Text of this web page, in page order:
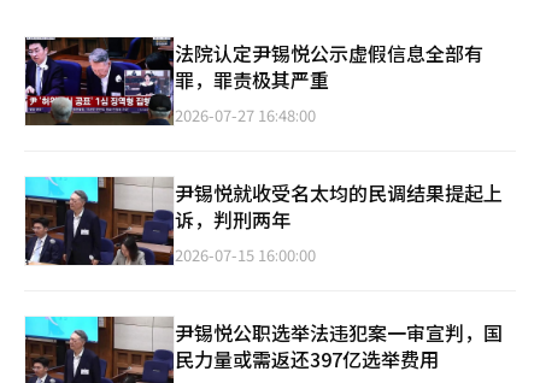
法院认定尹锡悦公示虚假信息全部有
罪，罪责极其严重
2026-07-27 16:48:00
尹锡悦就收受名太均的民调结果提起上
诉，判刑两年
2026-07-15 16:00:00
尹锡悦公职选举法违犯案一审宣判，国
民力量或需返还397亿选举费用